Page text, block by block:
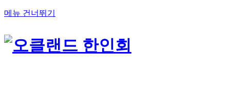
메뉴 건너뛰기